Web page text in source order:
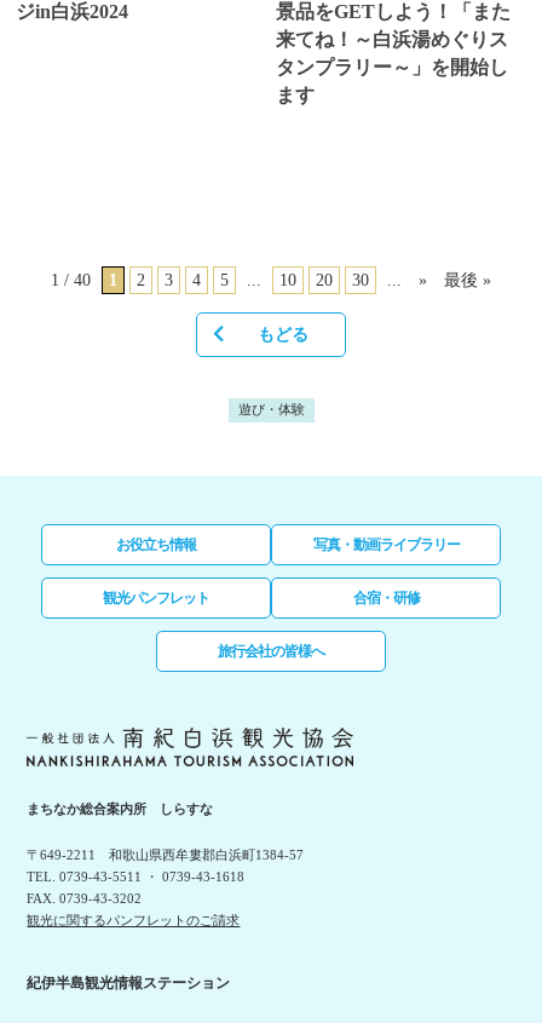
ジin白浜2024
景品をGETしよう！「また
来てね！～白浜湯めぐりス
タンプラリー～」を開始し
ます
1 / 40 1 2 3 4 5 ... 10 20 30 ... » 最後 »
もどる
遊び・体験
お役立ち情報 写真・動画ライブラリー
観光パンフレット 合宿・研修
旅行会社の皆様へ
まちなか総合案内所 しらすな
〒649-2211 和歌山県西牟婁郡白浜町1384-57
TEL. 0739-43-5511 ・ 0739-43-1618
FAX. 0739-43-3202
観光に関するパンフレットのご請求
紀伊半島観光情報ステーション